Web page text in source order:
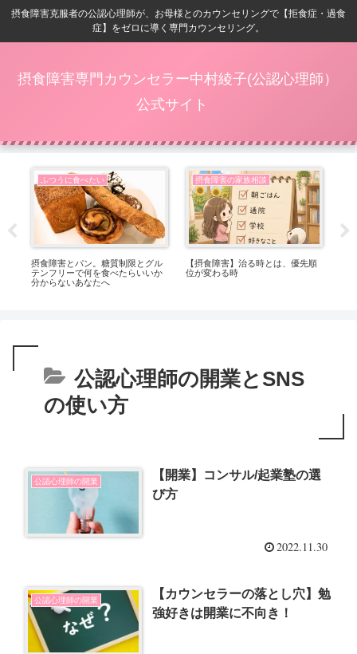
摂食障害克服者の公認心理師が、お母様とのカウンセリングで【拒食症・過食
症】をゼロに導く専門カウンセリング。
摂食障害専門カウンセラー中村綾子(公認心理師）
公式サイト
ふつうに食べたい
摂食障害とパン。糖質制限とグル
テンフリーで何を食べたらいいか
分からないあなたへ
摂食障害の家族相談
【摂食障害】治る時とは、優先順
位が変わる時
公認心理師の開業とSNS
の使い方
公認心理師の開業
【開業】コンサル/起業塾の選
び方
2022.11.30
公認心理師の開業
【カウンセラーの落とし穴】勉
強好きは開業に不向き！